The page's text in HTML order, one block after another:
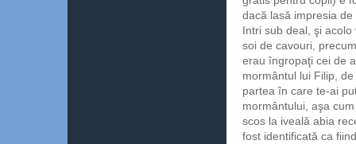
dacă lasă impresia
Intri sub deal, şi
soi de cavouri,
erau îngropaţi cei de
mormântul lui Filip,
partea în care te-ai
mormântului, aşa
scos la iveală abia
fost identificată ca